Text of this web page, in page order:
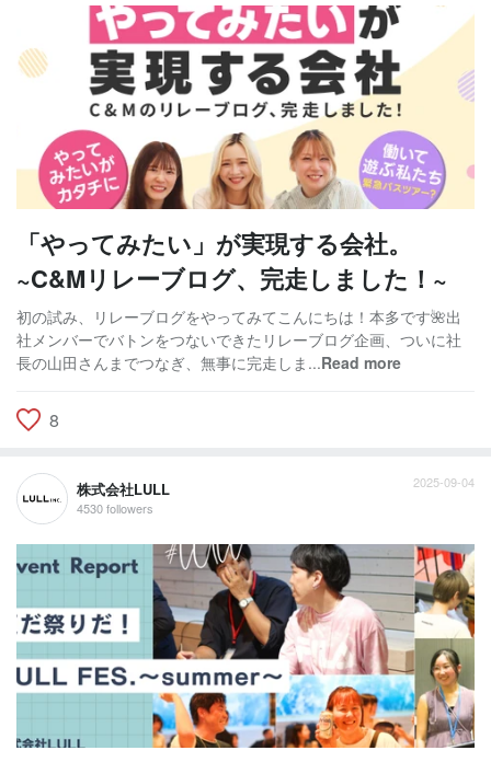
「やってみたい」が実現する会社。
~C&Mリレーブログ、完走しました！~
初の試み、リレーブログをやってみてこんにちは！本多です🌺出
社メンバーでバトンをつないできたリレーブログ企画、ついに社
長の山田さんまでつなぎ、無事に完走しま...Read more
8
株式会社LULL
4530 followers
2025-09-04